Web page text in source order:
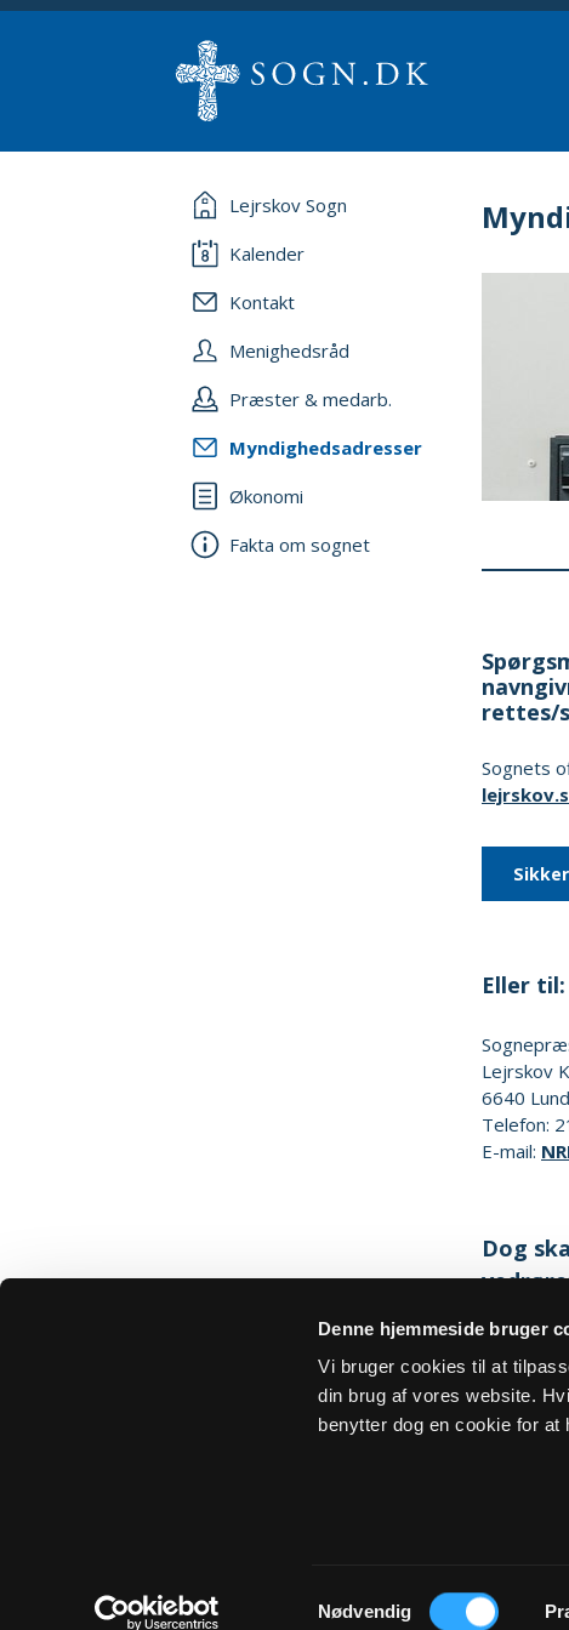
Denne hjemmeside bruger
Vi bruger cookies til at
din brug af vores website.
benytter dog en cookie for at
Samtykkevalg
Nødvendig
Lejrskov Sogn
Kalender
Kontakt
Menighedsråd
Præster & medarb.
Myndighedsadresser
Økonomi
Fakta om sognet
rettes/
Sognets
Eller til:
Lejrskov
6640
Telefon:
E-mail:
Dog